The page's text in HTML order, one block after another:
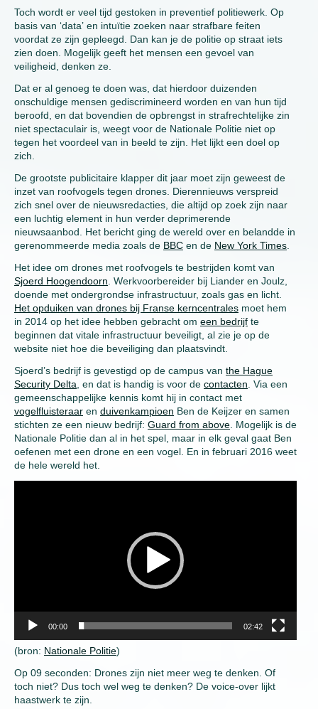
Toch wordt er veel tijd gestoken in preventief politiewerk. Op
basis van ‘data’ en intuïtie zoeken naar strafbare feiten
voordat ze zijn gepleegd. Dan kan je de politie op straat iets
zien doen. Mogelijk geeft het mensen een gevoel van
veiligheid, denken ze.
Dat er al genoeg te doen was, dat hierdoor duizenden
onschuldige mensen gediscrimineerd worden en van hun tijd
beroofd, en dat bovendien de opbrengst in strafrechtelijke zin
niet spectaculair is, weegt voor de Nationale Politie niet op
tegen het voordeel van in beeld te zijn. Het lijkt een doel op
zich.
De grootste publicitaire klapper dit jaar moet zijn geweest de
inzet van roofvogels tegen drones. Dierennieuws verspreid
zich snel over de nieuwsredacties, die altijd op zoek zijn naar
een luchtig element in hun verder deprimerende
nieuwsaanbod. Het bericht ging de wereld over en belandde in
gerenommeerde media zoals de BBC en de New York Times
Het idee om drones met roofvogels te bestrijden komt van
Sjoerd Hoogendoorn . Werkvoorbereider bij Liander en Joulz,
doende met ondergrondse infrastructuur, zoals gas en licht.
Het opduiken van drones bij Franse kerncentrales moet hem
in 2014 op het idee hebben gebracht om een bedrijf te
beginnen dat vitale infrastructuur beveiligt, al zie je op de
website niet hoe die beveiliging dan plaatsvindt.
Sjoerd’s bedrijf is gevestigd op de campus van the Hague
Security Delta , en dat is handig is voor de contacten . Via een
gemeenschappelijke kennis komt hij in contact met
vogelfluisteraar en duivenkampioen Ben de Keijzer en samen
stichten ze een nieuw bedrijf: Guard from above . Mogelijk is de
Nationale Politie dan al in het spel, maar in elk geval gaat Ben
oefenen met een drone en een vogel. En in februari 2016 weet
de hele wereld het.
00:00 02:42
(bron: Nationale Politie)
Op 09 seconden: Drones zijn niet meer weg te denken. Of
toch niet? Dus toch wel weg te denken? De voice-over lijkt
haastwerk te zijn.